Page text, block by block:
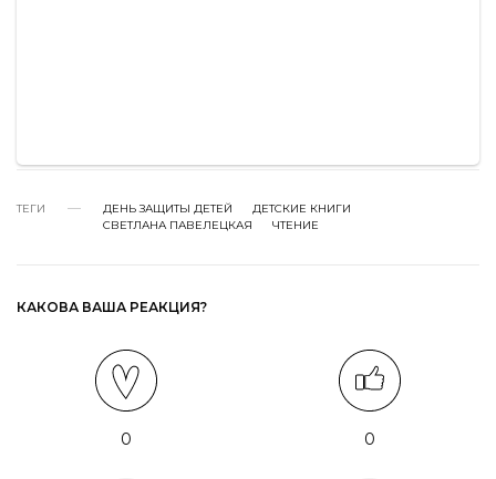
ТЕГИ ДЕНЬ ЗАЩИТЫ ДЕТЕЙ
ДЕТСКИЕ КНИГИ
СВЕТЛАНА ПАВЕЛЕЦКАЯ
ЧТЕНИЕ
КАКОВА ВАША РЕАКЦИЯ?
0 0